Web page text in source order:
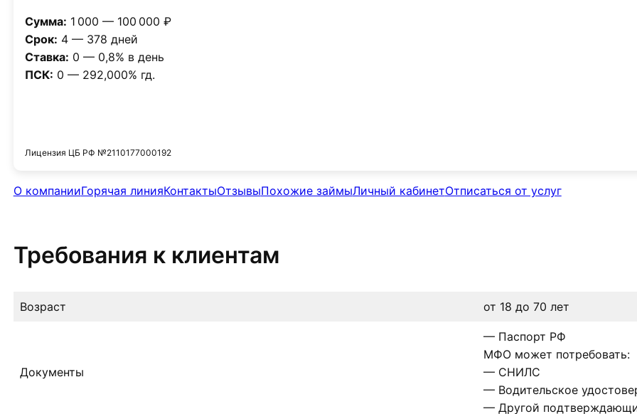
Сумма: 1 000 — 100 000 ₽
Срок: 4 — 378 дней
Ставка: 0 — 0,8% в день
ПСК: 0 — 292,000% гд.
Лицензия ЦБ РФ №2110177000192
О компанииГорячая линияКонтактыОтзывыПохожие займыЛичный кабинетОтписаться от услуг
Требования к клиентам
Возраст от 18 до 70 лет
Документы
— Паспорт РФ
МФО может потребовать:
— СНИЛС
— Водительское
— Другой